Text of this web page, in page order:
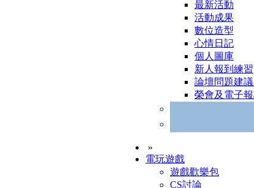
最新活動
活動成果
數位造型
心情日記
個人圖庫
新人報到練習
論壇問題建議
榮會及電子
»
電玩遊戲
遊戲歡樂包
CS討論